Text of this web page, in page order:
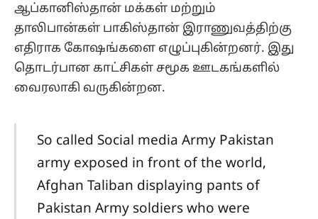
ஆப்கானிஸ்தான் மக்கள் மற்றும்
தாலிபான்கள் பாகிஸ்தான் இராணுவத்திற்கு
எதிராக கோஷங்களை எழுப்புகின்றனர். இது
தொடர்பான காட்சிகள் சமூக ஊடகங்களில்
வைரலாகி வருகின்றன.
So called Social media Army Pakistan
army exposed in front of the world,
Afghan Taliban displaying pants of
Pakistan Army soldiers who were